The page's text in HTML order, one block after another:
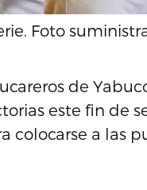
Foto
de
este fin de
colocarse a las